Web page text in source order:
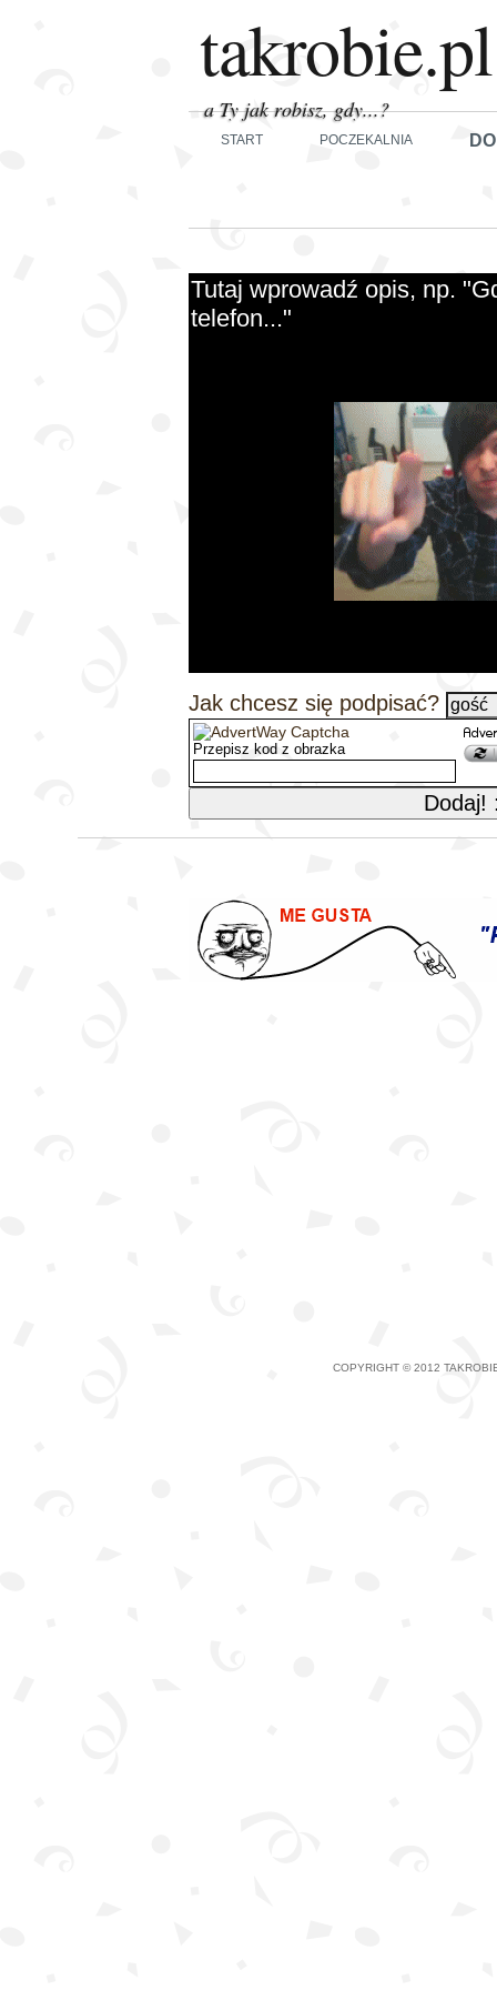
takrobie.pl
a Ty jak robisz, gdy...?
START POCZEKALNIA
Jak chcesz się podpisać?
Przepisz kod z obrazka
COPYRIGHT © 2012